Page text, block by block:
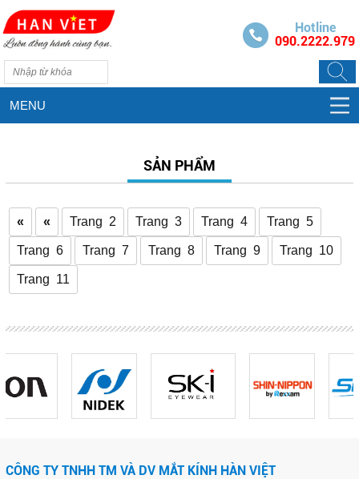
Hotline
090.2222.979
MENU
SẢN PHẨM
« « Trang 2 Trang 3 Trang 4 Trang 5
Trang 6 Trang 7 Trang 8 Trang 9 Trang 10
Trang 11
CÔNG TY TNHH TM VÀ DV MẮT KÍNH HÀN VIỆT